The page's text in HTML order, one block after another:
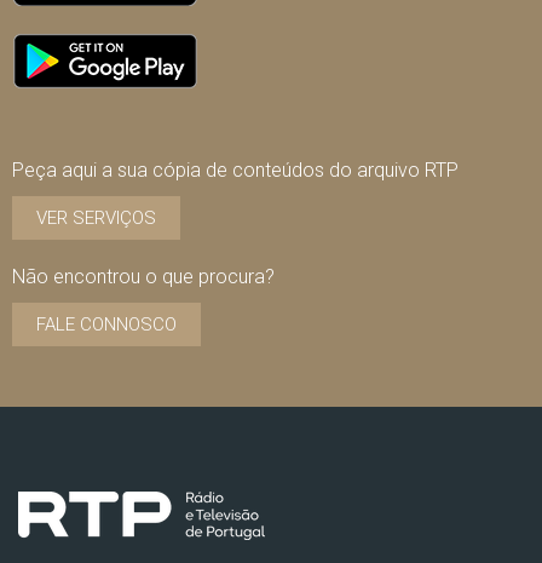
Peça aqui a sua cópia de conteúdos do arquivo RTP
VER SERVIÇOS
Não encontrou o que procura?
FALE CONNOSCO